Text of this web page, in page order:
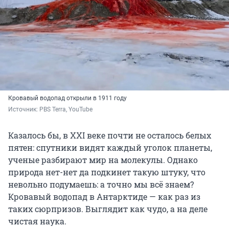
Кровавый водопад открыли в 1911 году
Источник: PBS Terra, YouTube
Казалось бы, в XXI веке почти не осталось белых
пятен: спутники видят каждый уголок планеты,
ученые разбирают мир на молекулы. Однако
природа нет-нет да подкинет такую штуку, что
невольно подумаешь: а точно мы всё знаем?
Кровавый водопад в Антарктиде — как раз из
таких сюрпризов. Выглядит как чудо, а на деле
чистая наука.